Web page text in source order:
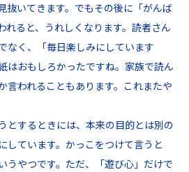
抜いてきます。でもその後に「がんば
れると、うれしくなります。読者さん
なく、「毎日楽しみにしています
はおもしろかったですね。家族で読ん
言われることもあります。これまたや
とするときには、本来の目的とは別の
しています。かっこをつけて言うと
うやつです。ただ、「遊び心」だけで